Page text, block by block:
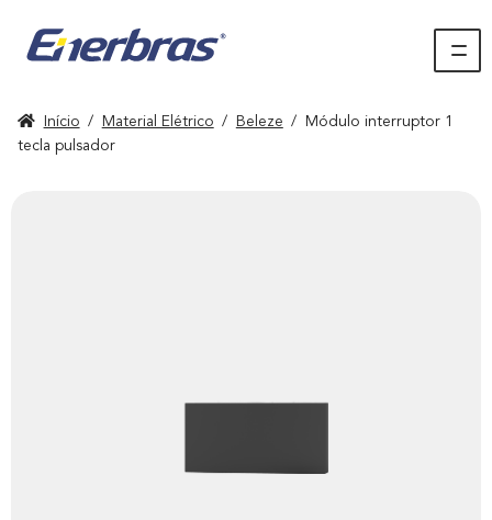
Início / Material Elétrico / Beleze /
Módulo interruptor 1
tecla pulsador